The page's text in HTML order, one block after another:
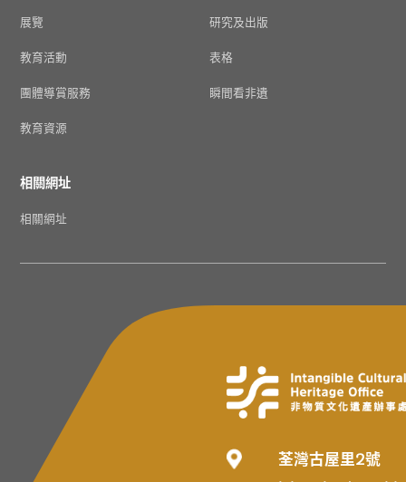
展覽
教育活動
團體導賞服務
教育資源
研究及出版
表格
瞬間看非遺
相關網址
相關網址
荃灣古屋里2號